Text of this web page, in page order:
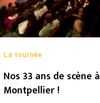
est vide.
Shop
La tournée
Nos 33 ans de scène à
Montpellier !